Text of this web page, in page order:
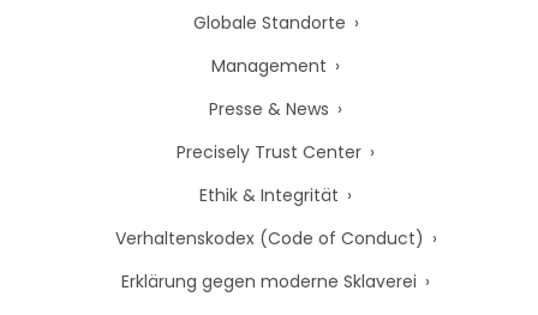
Globale Standorte
Management
Presse & News
Precisely Trust Center
Ethik & Integrität
Verhaltenskodex (Code of Conduct)
Erklärung gegen moderne Sklaverei